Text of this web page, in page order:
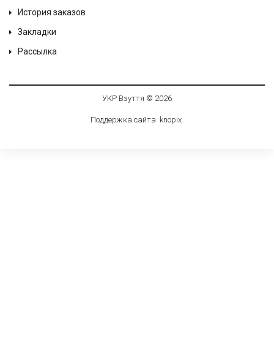
История заказов
Закладки
Рассылка
УКР Взуття © 2026
Поддержка сайта knopix